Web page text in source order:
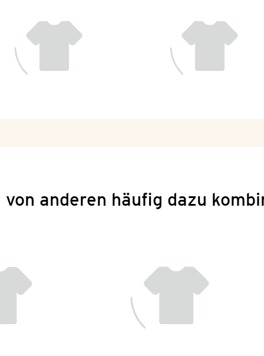
von anderen häufig dazu